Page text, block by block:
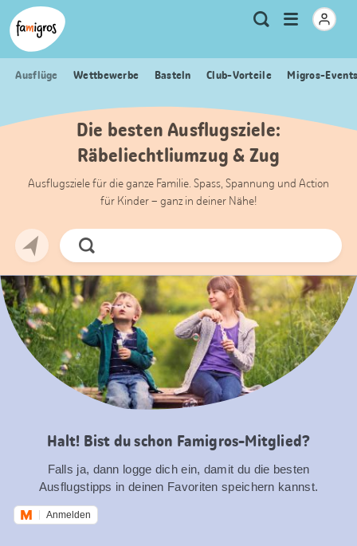
Sprungmarken
Navigation
Header
Logo
Meta
Navigation
Suche
Menu
öffnen
Ausflüge Wettbewerbe Basteln Club-Vorteile Migros-
Die besten Ausflugsziele:
Räbeliechtliumzug & Zug
Ausflugsziele für die ganze Familie. Spass, Spannung und Action
für Kinder – ganz in deiner Nähe!
Jetzt
Suchen
Halt! Bist du schon Famigros-Mitglied?
Falls ja, dann logge dich ein, damit du die besten
Ausflugstipps in deinen Favoriten speichern kannst.
Anmelden